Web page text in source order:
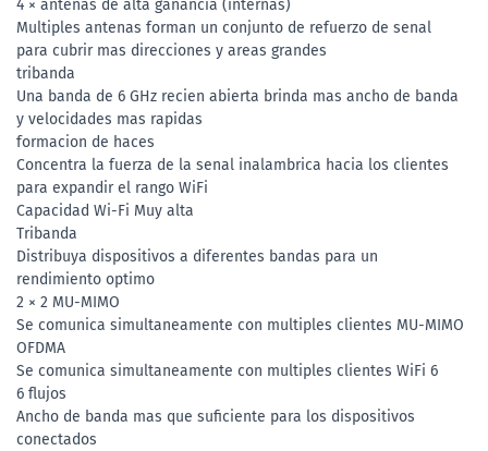
4 × antenas de alta ganancia (internas)
Multiples antenas forman un conjunto de refuerzo de senal
para cubrir mas direcciones y areas grandes
tribanda
Una banda de 6 GHz recien abierta brinda mas ancho de banda
y velocidades mas rapidas
formacion de haces
Concentra la fuerza de la senal inalambrica hacia los clientes
para expandir el rango WiFi
Capacidad Wi-Fi Muy alta
Tribanda
Distribuya dispositivos a diferentes bandas para un
rendimiento optimo
2 × 2 MU-MIMO
Se comunica simultaneamente con multiples clientes MU-MIMO
OFDMA
Se comunica simultaneamente con multiples clientes WiFi 6
6 flujos
Ancho de banda mas que suficiente para los dispositivos
conectados